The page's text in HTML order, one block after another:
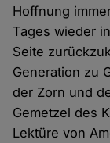
Hoffnung
Tages wieder
Seite
Generation zu
der Zorn und
Gemetzel des
Lektüre von